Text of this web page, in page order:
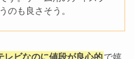
のも良さそう。